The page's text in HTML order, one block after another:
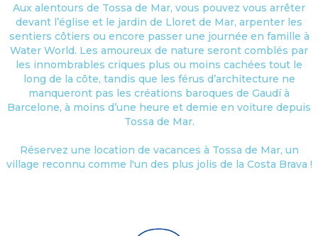
Aux alentours de Tossa de Mar, vous pouvez vous arrêter
devant l’église et le jardin de Lloret de Mar, arpenter les
sentiers côtiers ou encore passer une journée en famille à
Water World. Les amoureux de nature seront comblés par
les innombrables criques plus ou moins cachées tout le
long de la côte, tandis que les férus d’architecture ne
manqueront pas les créations baroques de Gaudí à
Barcelone, à moins d’une heure et demie en voiture depuis
Tossa de Mar.
Réservez une location de vacances à Tossa de Mar, un
village reconnu comme l'un des plus jolis de la Costa Brava !